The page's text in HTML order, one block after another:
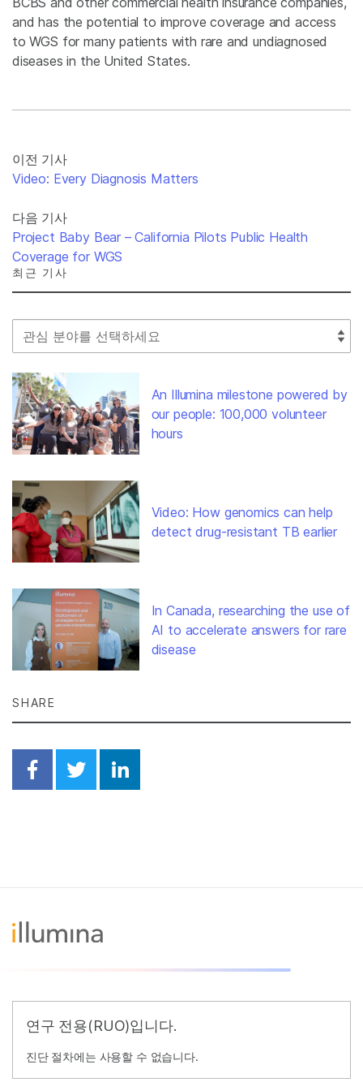
and has the potential to improve coverage and access
to WGS for many patients with rare and undiagnosed
diseases in the United States.
이전 기사
Video: Every Diagnosis Matters
다음 기사
Project Baby Bear – California Pilots Public Health
Coverage for WGS
최근 기사
Select Filter
An Illumina milestone powered by
our people: 100,000 volunteer
hours
Video: How genomics can help
detect drug-resistant TB earlier
In Canada, researching the use of
AI to accelerate answers for rare
disease
SHARE
Share on Facebook
Share on Twitter
Share on Linkedin
연구 전용(RUO)입니다.
진단 절차에는 사용할 수 없습니다.